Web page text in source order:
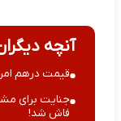
آنچه
قیمت درهم امروز
جنایت برای
فاش شد!